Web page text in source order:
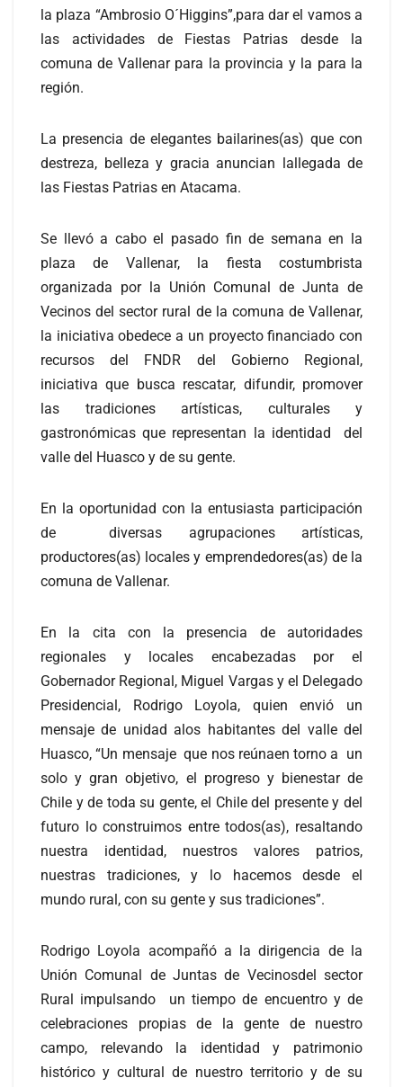
la plaza “Ambrosio O´Higgins”,para dar el vamos a
las actividades de Fiestas Patrias desde la
comuna de Vallenar para la provincia y la para la
región.
La presencia de elegantes bailarines(as) que con
destreza, belleza y gracia anuncian lallegada de
las Fiestas Patrias en Atacama.
Se llevó a cabo el pasado fin de semana en la
plaza de Vallenar, la fiesta costumbrista
organizada por la Unión Comunal de Junta de
Vecinos del sector rural de la comuna de Vallenar,
la iniciativa obedece a un proyecto financiado con
recursos del FNDR del Gobierno Regional,
iniciativa que busca rescatar, difundir, promover
las tradiciones artísticas, culturales y
gastronómicas que representan la identidad del
valle del Huasco y de su gente.
En la oportunidad con la entusiasta participación
de diversas agrupaciones artísticas,
productores(as) locales y emprendedores(as) de la
comuna de Vallenar.
En la cita con la presencia de autoridades
regionales y locales encabezadas por el
Gobernador Regional, Miguel Vargas y el Delegado
Presidencial, Rodrigo Loyola, quien envió un
mensaje de unidad alos habitantes del valle del
Huasco, “Un mensaje que nos reúnaen torno a un
solo y gran objetivo, el progreso y bienestar de
Chile y de toda su gente, el Chile del presente y del
futuro lo construimos entre todos(as), resaltando
nuestra identidad, nuestros valores patrios,
nuestras tradiciones, y lo hacemos desde el
mundo rural, con su gente y sus tradiciones”.
Rodrigo Loyola acompañó a la dirigencia de la
Unión Comunal de Juntas de Vecinosdel sector
Rural impulsando un tiempo de encuentro y de
celebraciones propias de la gente de nuestro
campo, relevando la identidad y patrimonio
histórico y cultural de nuestro territorio y de su